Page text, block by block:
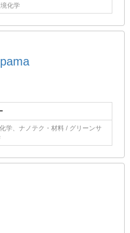
化学
学、ナノテク・材料 / グリーンサ